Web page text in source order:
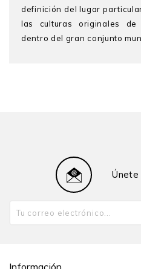
definición del lugar
las culturas originales de
dentro del gran conjunto
Únete
Información